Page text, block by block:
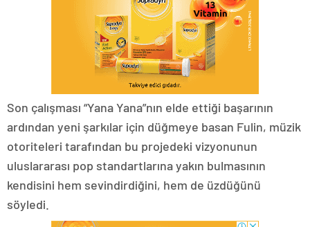
Son çalışması “Yana Yana”nın elde ettiği başarının
ardından yeni şarkılar için düğmeye basan Fulin, müzik
otoriteleri tarafından bu projedeki vizyonunun
uluslararası pop standartlarına yakın bulmasının
kendisini hem sevindirdiğini, hem de üzdüğünü
söyledi.